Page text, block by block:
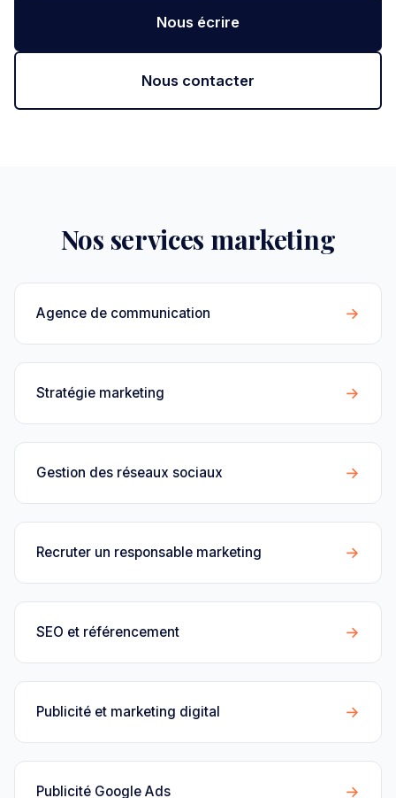
Nous écrire
Nous contacter
Nos services marketing
Agence de communication →
Stratégie marketing →
Gestion des réseaux sociaux →
Recruter un responsable marketing →
SEO et référencement →
Publicité et marketing digital →
Publicité Google Ads →